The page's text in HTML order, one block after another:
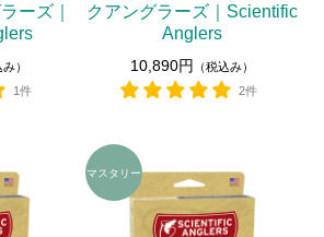
ーズ｜
み）
1件
クアングラーズ｜Scientific
Anglers
10,890円
（税込み）
2件